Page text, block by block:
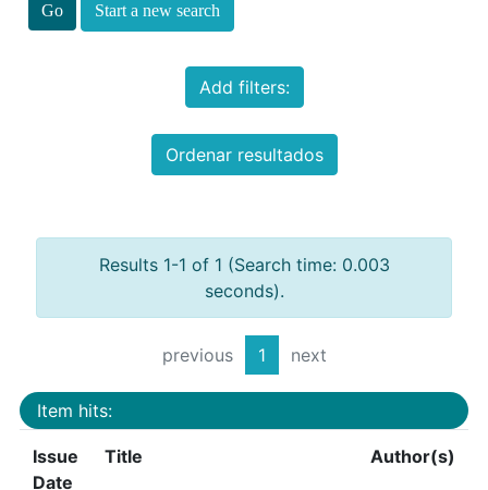
Start a new search
Add filters:
Ordenar resultados
Results 1-1 of 1 (Search time: 0.003
seconds).
previous 1 next
Item hits:
Issue
Date
Title Author(s)